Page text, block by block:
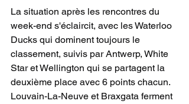
La situation après les rencontres du
week-end s'éclaircit, avec les Waterloo
Ducks qui dominent toujours le
classement, suivis par Antwerp, White
Star et Wellington qui se partagent la
deuxième place avec 6 points chacun.
Louvain-La-Neuve et Braxgata ferment